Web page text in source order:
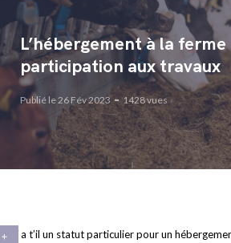
L’hébergement à la ferme
participation aux travaux
Publié le 26 Fév 2023 1428 vues
Y a t’il un statut particulier pour un